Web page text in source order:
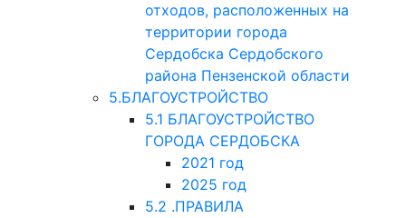
отходов, расположенных на
территории города
Сердобска Сердобского
района Пензенской области
5.БЛАГОУСТРОЙСТВО
5.1 БЛАГОУСТРОЙСТВО
ГОРОДА СЕРДОБСКА
2021 год
2025 год
5.2 .ПРАВИЛА